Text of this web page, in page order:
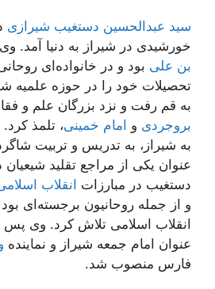
سید عبدالحسین دستغیب شیرازی
خورشیدی در شیراز به دنیا آمد. وی
بن علی بود و در خانواده‌ای
تحصیلات خود را در حوزه علمیه
به قم رفت و نزد بزرگان علم و
بروجردی و امام خمینی، تلمذ
به شیراز، به تدریس و تربیت
عنوان یکی از مراجع تقلید
دستغیب در مبارزات انقلاب
و از جمله روحانیون برجسته‌ای
انقلاب اسلامی تلاش کرد. وی پس
عنوان امام جمعه شیراز و نماینده
فارس منصوب شد.